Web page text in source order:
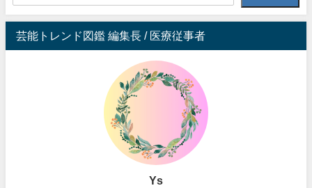
芸能トレンド図鑑 編集長 / 医療従事者
Ys